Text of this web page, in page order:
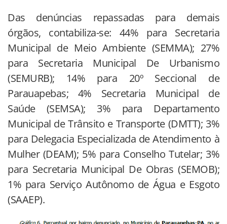
Das denúncias repassadas para demais
órgãos, contabiliza-se: 44% para Secretaria
Municipal de Meio Ambiente (SEMMA); 27%
para Secretaria Municipal De Urbanismo
(SEMURB); 14% para 20º Seccional de
Parauapebas; 4% Secretaria Municipal de
Saúde (SEMSA); 3% para Departamento
Municipal de Trânsito e Transporte (DMTT); 3%
para Delegacia Especializada de Atendimento à
Mulher (DEAM); 5% para Conselho Tutelar; 3%
para Secretaria Municipal De Obras (SEMOB);
1% para Serviço Autônomo de Água e Esgoto
(SAAEP).